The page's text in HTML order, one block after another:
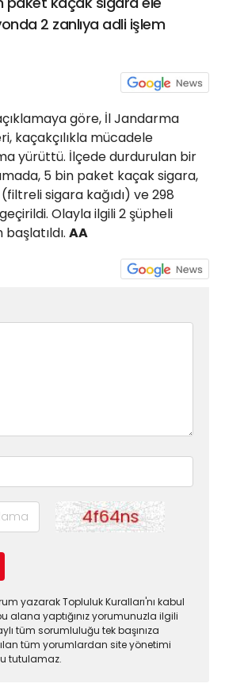
2 zanlıya adli işlem
göre, İl Jandarma
kaçakçılıkla mücadele
yürüttü. İlçede durdurulan bir
5 bin paket kaçak sigara,
sigara kağıdı) ve 298
Olayla ilgili 2 şüpheli
AA
yazarak Topluluk Kuralları'nı kabul
alana yaptığınız yorumunuzla ilgili
tüm sorumluluğu tek başınıza
tüm yorumlardan site yönetimi
tutulamaz.
21 Gölcük
02624132333